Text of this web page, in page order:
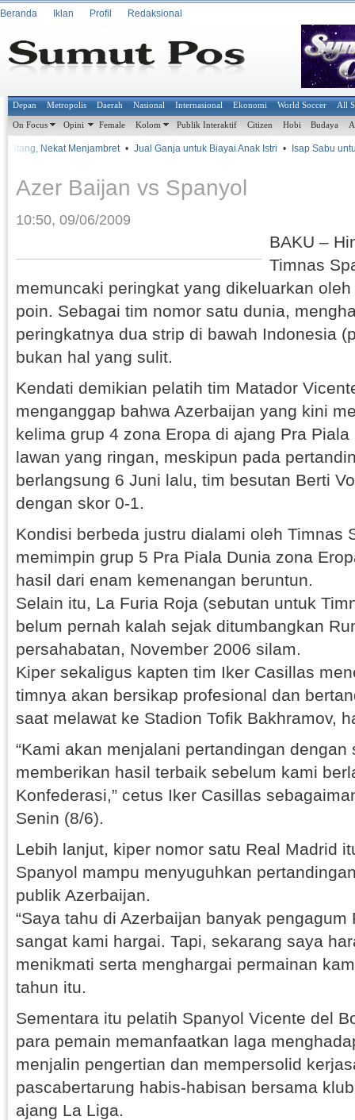
Beranda Iklan Profil Redaksional
Depan Metropolis Daerah Nasional Internasional Ekonomi World Soccer All
On Focus Opini Female Kolom Publik Interaktif Citizen Hobi Budaya
Nekat Menjambret • Jual Ganja untuk Biayai Anak Istri • Isap Sabu
Azer Baijan vs Spanyol
10:50, 09/06/2009
BAKU –
Timnas
memuncaki peringkat yang dikeluarkan
poin. Sebagai tim nomor satu dunia,
peringkatnya dua strip di bawah Indonesia
bukan hal yang sulit.
Kendati demikian pelatih tim Matador
menganggap bahwa Azerbaijan yang kini
kelima grup 4 zona Eropa di ajang Pra
lawan yang ringan, meskipun pada
berlangsung 6 Juni lalu, tim besutan Berti
dengan skor 0-1.
Kondisi berbeda justru dialami oleh Timnas
memimpin grup 5 Pra Piala Dunia zona
hasil dari enam kemenangan beruntun.
Selain itu, La Furia Roja (sebutan untuk
belum pernah kalah sejak ditumbangkan
persahabatan, November 2006 silam.
Kiper sekaligus kapten tim Iker Casillas
timnya akan bersikap profesional dan
saat melawat ke Stadion Tofik Bakhramov,
“Kami akan menjalani pertandingan
memberikan hasil terbaik sebelum kami
Konfederasi,” cetus Iker Casillas
Senin (8/6).
Lebih lanjut, kiper nomor satu Real Madrid
Spanyol mampu menyuguhkan
publik Azerbaijan.
“Saya tahu di Azerbaijan banyak
sangat kami hargai. Tapi, sekarang saya
menikmati serta menghargai permainan
tahun itu.
Sementara itu pelatih Spanyol Vicente del
para pemain memanfaatkan laga
menjalin pengertian dan mempersolid
pascabertarung habis-habisan bersama
ajang La Liga.